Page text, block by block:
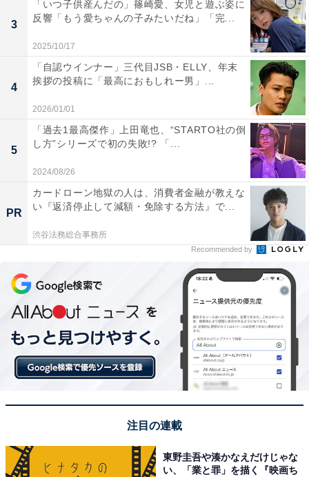
3
「いつ子供産んだの」篠崎愛、女児と遊ぶ姿に
反響「もう愛ちゃんの子みたいだね」「完...
2025/10/17
4
「自認ウインナー」三代目JSB・ELLY、年末
挨拶の投稿に「最高におもしれー男」...
2026/01/01
5
「過去1最高傑作」上田竜也、“STARTO社の倒
し方”シリーズで初の失敗!? 「...
2024/08/26
PR
カードローン地獄の人は、消費者金融が教えな
い『返済停止して減額・免除する方法』で...
渋谷法務総合事務所
Recommended by
注目の連載
東野圭吾や湊かなえだけじゃな
い、「業と罪」を描く『映画ち